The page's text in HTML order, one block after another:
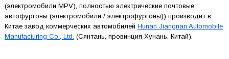
(электромобили MPV), полностью электрические почтовые
автофургоны (электромобили / электрофургоны)) производит в
Китае завод коммерческих автомобилей Hunan Jiangnan Automobile
Manufacturing Co., Ltd. (Сянтань, провинция Хунань, Китай).